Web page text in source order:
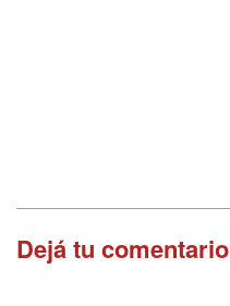
Dejá tu comentario